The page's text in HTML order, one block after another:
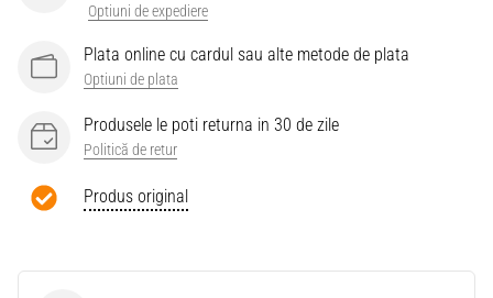
Optiuni de expediere
Plata online cu cardul sau alte metode de plata
Optiuni de plata
Produsele le poti returna in 30 de zile
Politică de retur
Produs original